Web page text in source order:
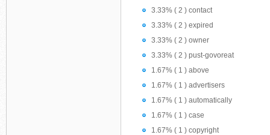
3.33% ( 2 ) contact
3.33% ( 2 ) expired
3.33% ( 2 ) owner
3.33% ( 2 ) pust-govoreat
1.67% ( 1 ) above
1.67% ( 1 ) advertisers
1.67% ( 1 ) automatically
1.67% ( 1 ) case
1.67% ( 1 ) copyright